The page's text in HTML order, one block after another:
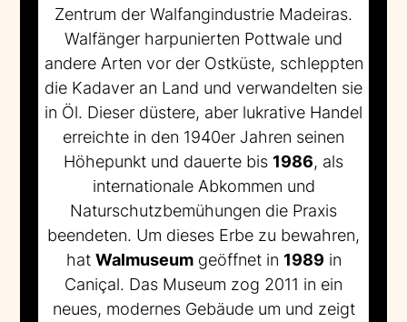
Zentrum der Walfangindustrie Madeiras.
Walfänger harpunierten Pottwale und
andere Arten vor der Ostküste, schleppten
die Kadaver an Land und verwandelten sie
in Öl. Dieser düstere, aber lukrative Handel
erreichte in den 1940er Jahren seinen
Höhepunkt und dauerte bis 1986, als
internationale Abkommen und
Naturschutzbemühungen die Praxis
beendeten. Um dieses Erbe zu bewahren,
hat Walmuseumgeöffnet in 1989 in
Caniçal. Das Museum zog 2011 in ein
neues, modernes Gebäude um und zeigt